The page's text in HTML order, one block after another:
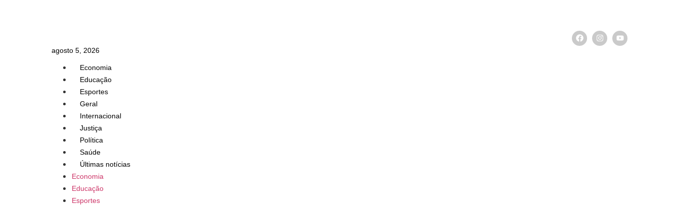
agosto 5, 2026
Economia
Educação
Esportes
Geral
Internacional
Justiça
Política
Saúde
Últimas notícias
Economia
Educação
Esportes